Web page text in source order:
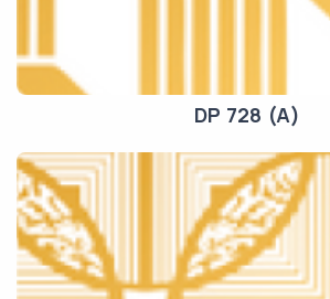
DP 728 (A)